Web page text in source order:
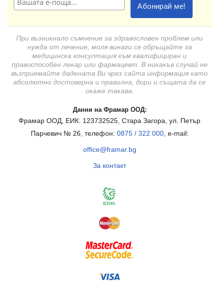
При възникнало съмнение за здравословен проблем или
нужда от лечение, моля винаги се обръщайте за
медицинска консултация към квалифициран и
правоспособен лекар или фармацевт. В никакъв случай не
възприемайте дадената Ви чрез сайта информация като
абсолютно достоверна и правилна, дори и същата да се
окаже такава.
Данни на Фрамар ООД:
Фрамар ООД, ЕИК: 123732525, Стара Загора, ул. Петър
Парчевич № 26, телефон: 0875 / 322 000, e-mail:
office@framar.bg
За контакт